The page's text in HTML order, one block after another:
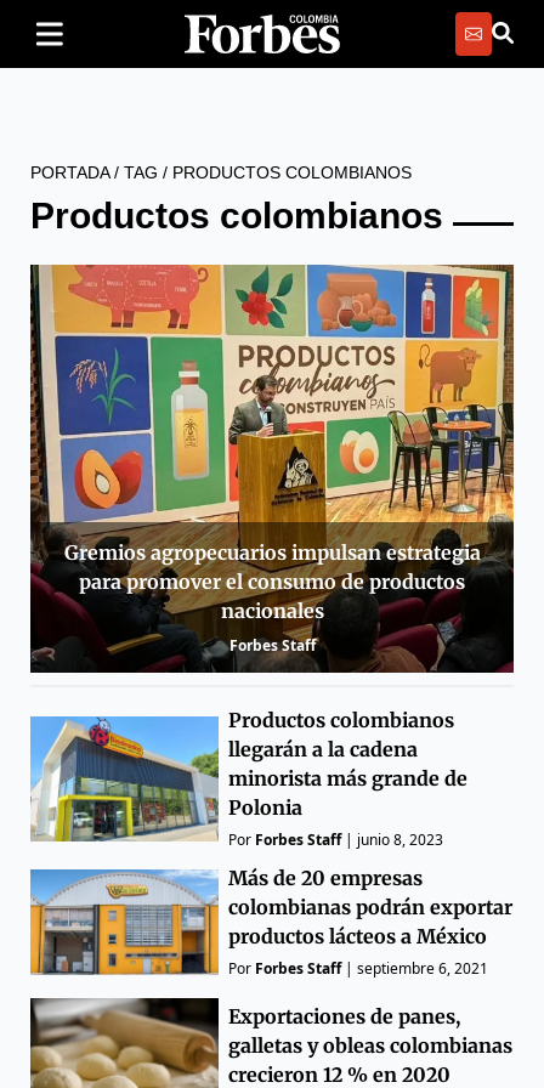
PORTADA/ TAG / PRODUCTOS COLOMBIANOS
Productos colombianos
Gremios agropecuarios impulsan estrategia
para promover el consumo de productos
nacionales
Forbes Staff
Productos colombianos
llegarán a la cadena
minorista más grande de
Polonia
Por Forbes Staff| junio 8, 2023
Más de 20 empresas
colombianas podrán exportar
productos lácteos a México
Por Forbes Staff|septiembre 6, 2021
Exportaciones de panes,
galletas y obleas colombianas
crecieron 12 % en 2020